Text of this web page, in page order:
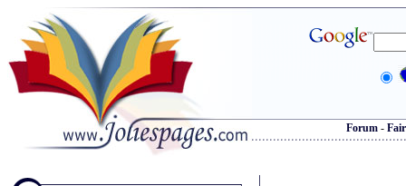
Forum -